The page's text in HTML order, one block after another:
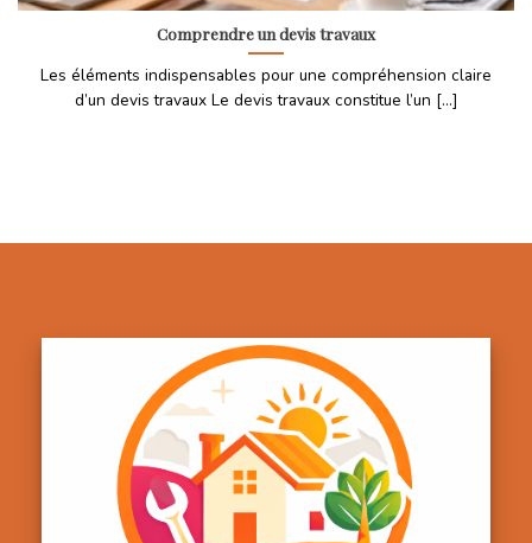
Comprendre un devis travaux
Les éléments indispensables pour une compréhension claire
d’un devis travaux Le devis travaux constitue l’un [...]